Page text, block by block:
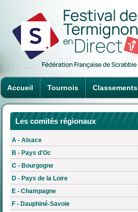
Accueil Tournois Classements
Les comités régionaux
A - Alsace
B - Pays d'Oc
C - Bourgogne
D - Pays de la Loire
E - Champagne
F - Dauphiné-Savoie